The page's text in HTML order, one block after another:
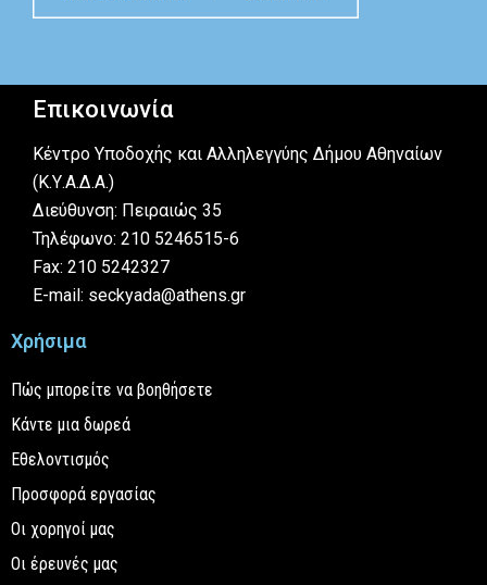
Επικοινωνία
Κέντρο Υποδοχής και Αλληλεγγύης Δήμου Αθηναίων
(Κ.Υ.Α.Δ.Α.)
Διεύθυνση: Πειραιώς 35
Τηλέφωνο: 210 5246515-6
Fax: 210 5242327
E-mail: seckyada@athens.gr
Χρήσιμα
Πώς μπορείτε να βοηθήσετε
Κάντε μια δωρεά
Εθελοντισμός
Προσφορά εργασίας
Οι χορηγοί μας
Οι έρευνές μας